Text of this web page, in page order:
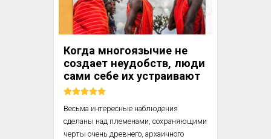
врожденных задатков, ко второй
половине 80‑х годов и разработали
около 1200 программ, по которым дети
иностранными языками. У нас тоже есть
богатый опыт – хотя бы нак...
Когда многоязычие не
создает неудобств, люди
сами себе их устраивают
Весьма интересные наблюдения
сделаны над племенами, сохраняющими
черты очень древнего, архаичного